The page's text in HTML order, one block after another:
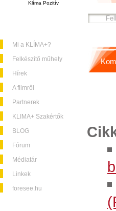
Klíma Pozitív
Mi a KLÍMA+?
Felkészítő műhely
Hírek
A filmről
Partnerek
KLIMA+ Szakértők
BLOG
Fórum
Médiatár
Linkek
foresee.hu